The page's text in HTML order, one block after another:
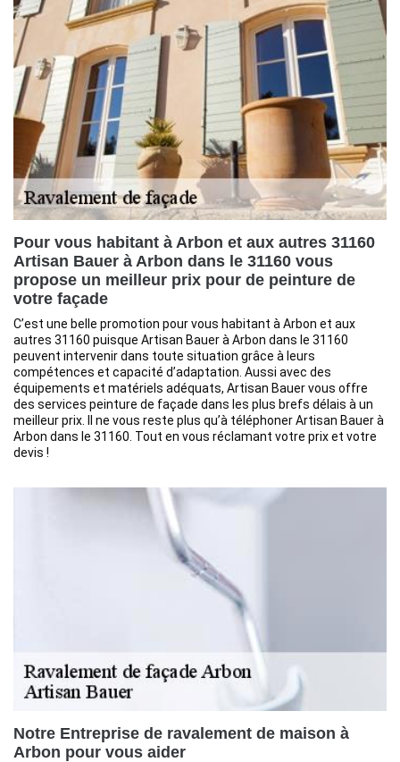
Pour vous habitant à Arbon et aux autres 31160
Artisan Bauer à Arbon dans le 31160 vous
propose un meilleur prix pour de peinture de
votre façade
C’est une belle promotion pour vous habitant à Arbon et aux
autres 31160 puisque Artisan Bauer à Arbon dans le 31160
peuvent intervenir dans toute situation grâce à leurs
compétences et capacité d’adaptation. Aussi avec des
équipements et matériels adéquats, Artisan Bauer vous offre
des services peinture de façade dans les plus brefs délais à un
meilleur prix. Il ne vous reste plus qu’à téléphoner Artisan Bauer à
Arbon dans le 31160. Tout en vous réclamant votre prix et votre
devis !
Notre Entreprise de ravalement de maison à
Arbon pour vous aider